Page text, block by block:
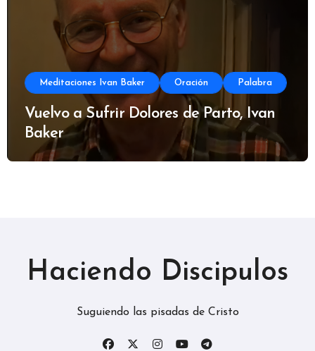
Meditaciones Ivan Baker Oración Palabra
Vuelvo a Sufrir Dolores de Parto, Ivan
Baker
Haciendo Discipulos
Suguiendo las pisadas de Cristo